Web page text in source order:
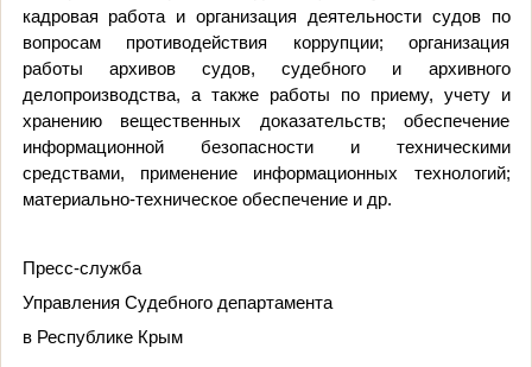
кадровая работа и организация деятельности судов по
вопросам противодействия коррупции; организация
работы архивов судов, судебного и архивного
делопроизводства, а также работы по приему, учету и
хранению вещественных доказательств; обеспечение
информационной безопасности и техническими
средствами, применение информационных технологий;
материально-техническое обеспечение и др.
Пресс-служба
Управления Судебного департамента
в Республике Крым